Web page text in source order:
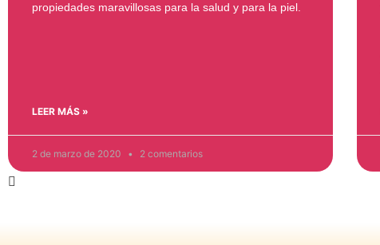
propiedades maravillosas para la salud y para la piel.
LEER MÁS »
2 de marzo de 2020 2 comentarios